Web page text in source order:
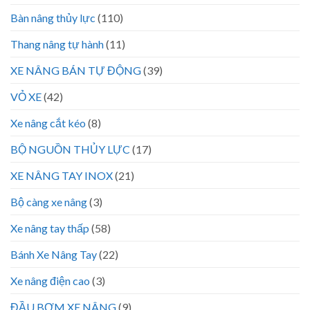
Bàn nâng thủy lực (110)
Thang nâng tự hành(11)
XE NÂNG BÁN TỰ ĐỘNG(39)
VỎ XE(42)
Xe nâng cắt kéo (8)
BỘ NGUỒN THỦY LỰC (17)
XE NÂNG TAY INOX(21)
Bộ càng xe nâng(3)
Xe nâng tay thấp (58)
Bánh Xe Nâng Tay(22)
Xe nâng điện cao (3)
ĐẦU BƠM XE NÂNG(9)